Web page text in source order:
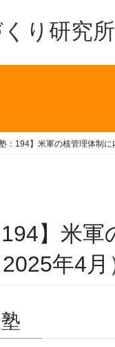
り研究所
塾：194】米軍の核管理体制
194】米
年4月